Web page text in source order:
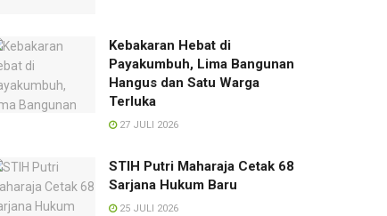
Kebakaran Hebat di
Payakumbuh, Lima Bangunan
Hangus dan Satu Warga
Terluka
27 JULI 2026
STIH Putri Maharaja Cetak 68
Sarjana Hukum Baru
25 JULI 2026